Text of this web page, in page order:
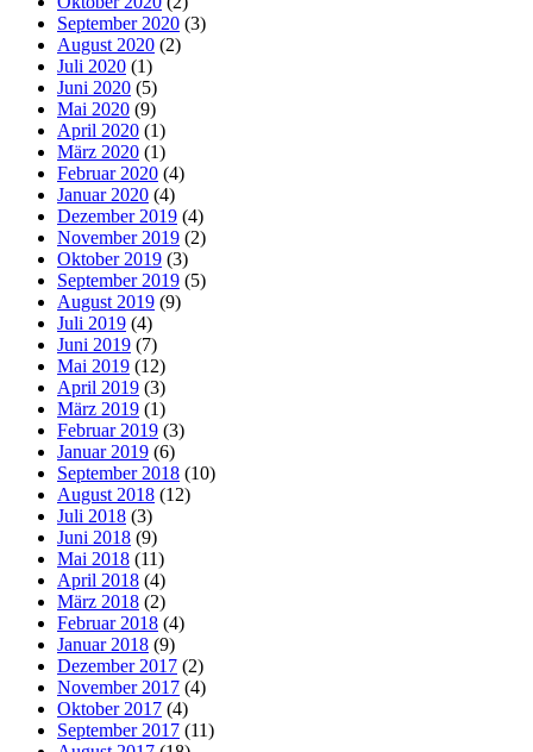
September 2020 (3)
August 2020 (2)
Juli 2020 (1)
Juni 2020 (5)
Mai 2020 (9)
April 2020 (1)
März 2020 (1)
Februar 2020 (4)
Januar 2020 (4)
Dezember 2019 (4)
November 2019 (2)
Oktober 2019 (3)
September 2019 (5)
August 2019 (9)
Juli 2019 (4)
Juni 2019 (7)
Mai 2019 (12)
April 2019 (3)
März 2019 (1)
Februar 2019 (3)
Januar 2019 (6)
September 2018 (10)
August 2018 (12)
Juli 2018 (3)
Juni 2018 (9)
Mai 2018 (11)
April 2018 (4)
März 2018 (2)
Februar 2018 (4)
Januar 2018 (9)
Dezember 2017 (2)
November 2017 (4)
Oktober 2017 (4)
September 2017 (11)